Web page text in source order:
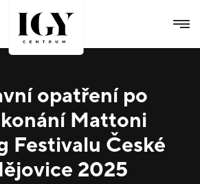
opatření po
Mattoni
Festivalu České
2025